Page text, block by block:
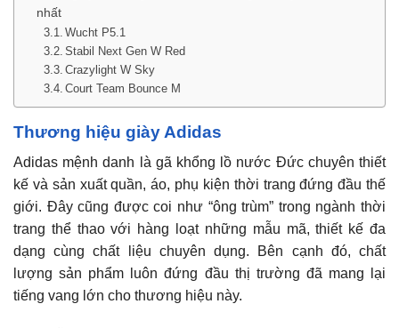
nhất
Wucht P5.1
Stabil Next Gen W Red
Crazylight W Sky
Court Team Bounce M
Thương hiệu giày Adidas
Adidas mệnh danh là gã khổng lồ nước Đức chuyên thiết
kế và sản xuất quần, áo, phụ kiện thời trang đứng đầu thế
giới. Đây cũng được coi như “ông trùm” trong ngành thời
trang thể thao với hàng loạt những mẫu mã, thiết kế đa
dạng cùng chất liệu chuyên dụng. Bên cạnh đó, chất
lượng sản phẩm luôn đứng đầu thị trường đã mang lại
tiếng vang lớn cho thương hiệu này.